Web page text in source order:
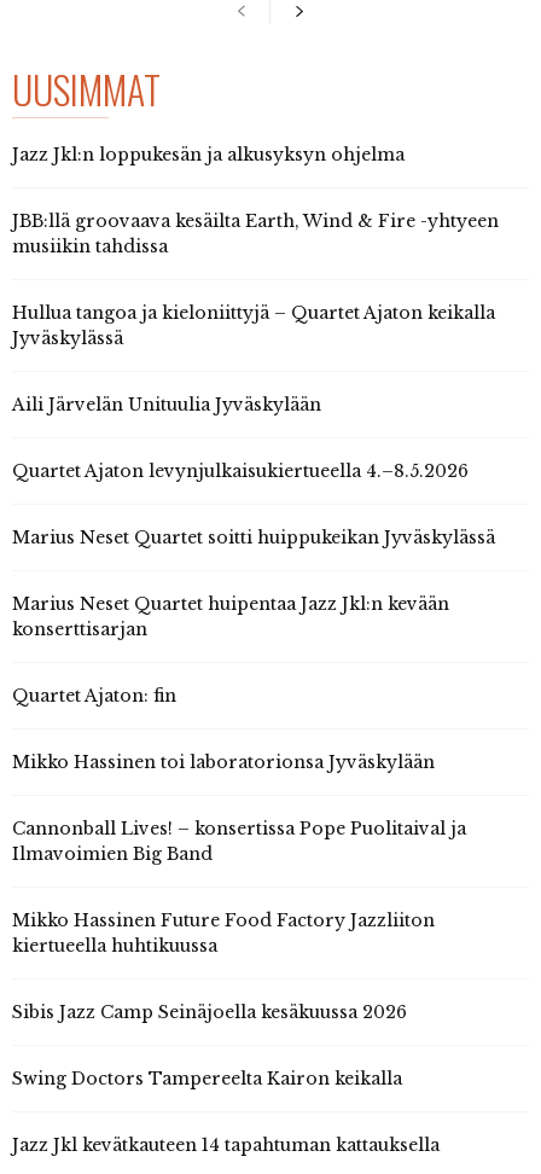
UUSIMMAT
Jazz Jkl:n loppukesän ja alkusyksyn ohjelma
JBB:llä groovaava kesäilta Earth, Wind & Fire -yhtyeen
musiikin tahdissa
Hullua tangoa ja kieloniittyjä – Quartet Ajaton keikalla
Jyväskylässä
Aili Järvelän Unituulia Jyväskylään
Quartet Ajaton levynjulkaisukiertueella 4.–8.5.2026
Marius Neset Quartet soitti huippukeikan Jyväskylässä
Marius Neset Quartet huipentaa Jazz Jkl:n kevään
konserttisarjan
Quartet Ajaton: fin
Mikko Hassinen toi laboratorionsa Jyväskylään
Cannonball Lives! – konsertissa Pope Puolitaival ja
Ilmavoimien Big Band
Mikko Hassinen Future Food Factory Jazzliiton
kiertueella huhtikuussa
Sibis Jazz Camp Seinäjoella kesäkuussa 2026
Swing Doctors Tampereelta Kairon keikalla
Jazz Jkl kevätkauteen 14 tapahtuman kattauksella